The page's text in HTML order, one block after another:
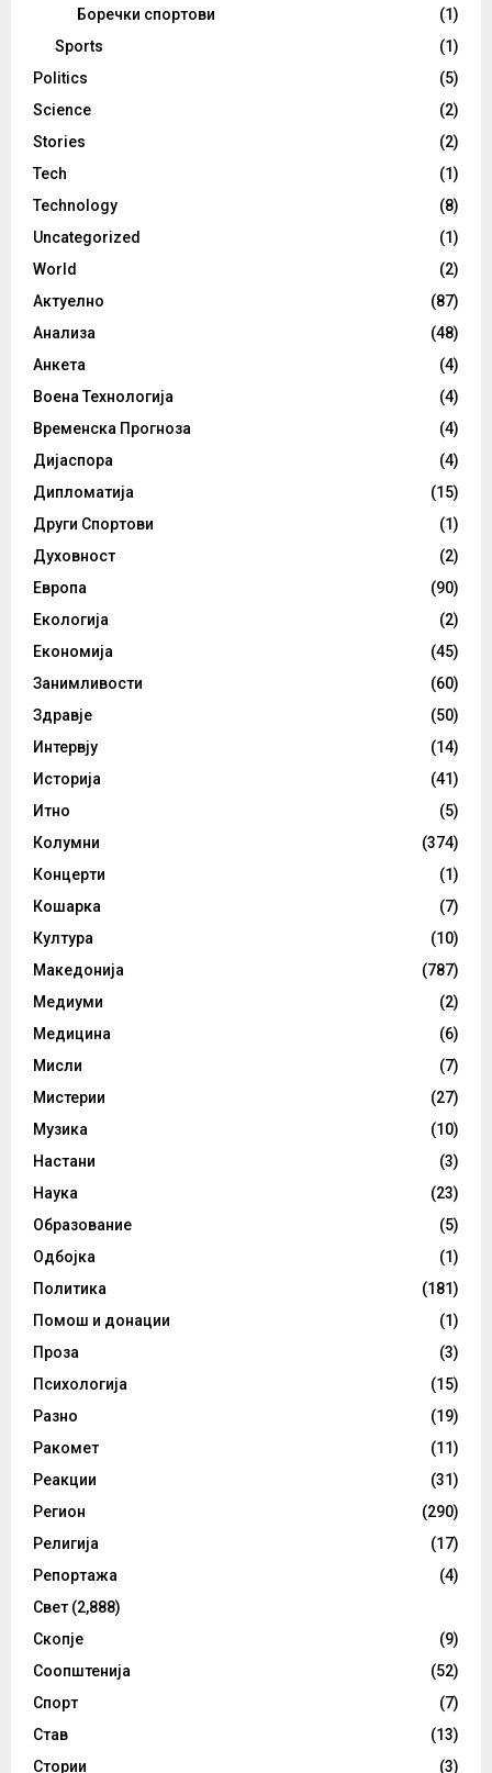
Боречки спортови
(1)
Sports
(1)
Politics
(5)
Science
(2)
Stories
(2)
Tech
(1)
Technology
(8)
Uncategorized
(1)
World
(2)
Актуелно
(87)
Анализа
(48)
Анкета
(4)
Воена Технологија
(4)
Временска Прогноза
(4)
Дијаспора
(4)
Дипломатија
(15)
Други Спортови
(1)
Духовност
(2)
Европа
(90)
Екологија
(2)
Економија
(45)
Занимливости
(60)
Здравје
(50)
Интервју
(14)
Историја
(41)
Итно
(5)
Колумни
(374)
Концерти
(1)
Кошарка
(7)
Култура
(10)
Македонија
(787)
Медиуми
(2)
Медицина
(6)
Мисли
(7)
Мистерии
(27)
Музика
(10)
Настани
(3)
Наука
(23)
Образование
(5)
Одбојка
(1)
Политика
(181)
Помош и донации
(1)
Проза
(3)
Психологија
(15)
Разно
(19)
Ракомет
(11)
Реакции
(31)
Регион
(290)
Религија
(17)
Репортажа
(4)
Свет (2,888)
Скопје
(9)
Соопштенија
(52)
Спорт
(7)
Став
(13)
Стории
(3)